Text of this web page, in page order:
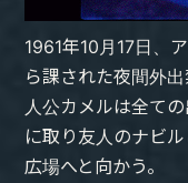
1961年10月17日、
ら課された夜間外
人公カメルは全て
に取り友人のナビ
広場へと向かう。